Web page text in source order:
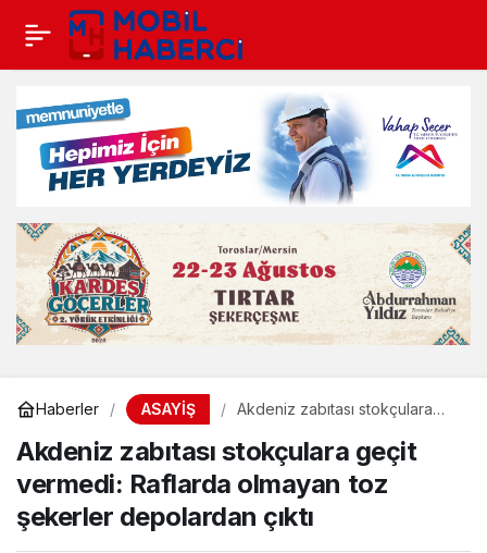
Haberler ASAYİŞ
Akdeniz zabıtası stokçulara
olmayan toz şekerler
depolardan çıktı
Akdeniz zabıtası stokçulara geçit
vermedi: Raflarda olmayan toz
şekerler depolardan çıktı